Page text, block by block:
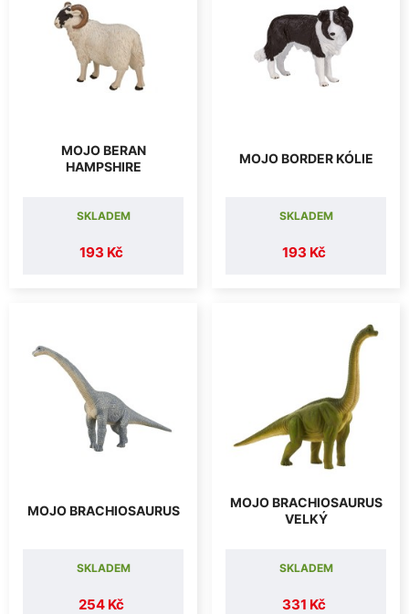
MOJO BERAN
HAMPSHIRE
193 Kč
SKLADEM
MOJO BORDER KÓLIE
193 Kč
SKLADEM
MOJO BRACHIOSAURUS
254 Kč
SKLADEM
MOJO BRACHIOSAURUS
VELKÝ
331 Kč
SKLADEM